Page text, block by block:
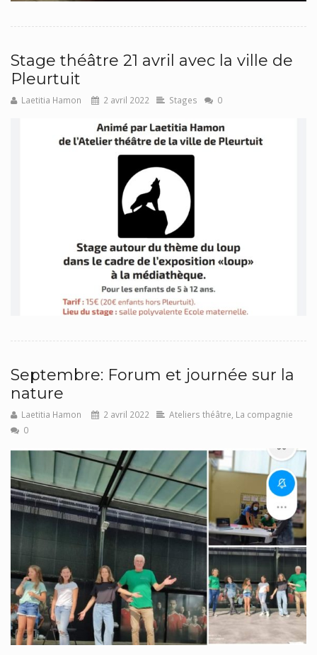
Stage théâtre 21 avril avec la ville de
Pleurtuit
Laetitia Hamon 2 avril 2022 Stages 0
Septembre: Forum et journée sur la
nature
Laetitia Hamon 2 avril 2022 Ateliers théâtre La compagnie
0